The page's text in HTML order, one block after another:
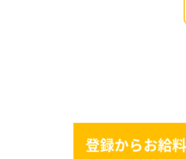
登録からお給
日給